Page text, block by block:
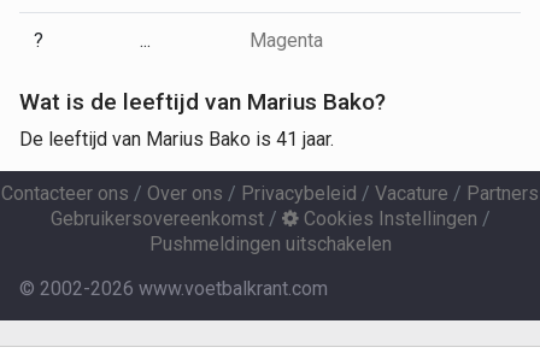
? ... Magenta
Wat is de leeftijd van Marius Bako?
De leeftijd van Marius Bako is 41 jaar.
Contacteer ons / Over ons / Privacybeleid / Vacature / Partners
Gebruikersovereenkomst/ Cookies Instellingen /
Pushmeldingen uitschakelen
© 2002-2026 www.voetbalkrant.com